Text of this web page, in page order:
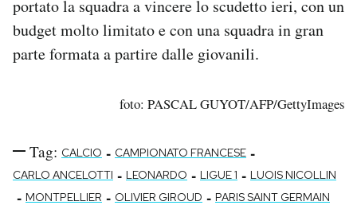
portato la squadra a vincere lo scudetto ieri, con un
budget molto limitato e con una squadra in gran
parte formata a partire dalle giovanili.
foto: PASCAL GUYOT/AFP/GettyImages
Tag: CALCIO - CAMPIONATO FRANCESE -
CARLO ANCELOTTI - LEONARDO - LIGUE 1 - LUOIS NICOLLIN
- MONTPELLIER - OLIVIER GIROUD - PARIS SAINT GERMAIN